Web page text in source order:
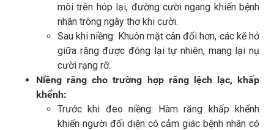
môi trên hóp lại, đường cười ngang khiến bệnh
nhân trông ngây thơ khi cười.
Sau khi niềng: Khuôn mặt cân đối hơn, các kẽ hở
giữa răng được đóng lại tự nhiên, mang lại nụ
cười rạng rỡ.
Niềng răng cho trường hợp răng lệch lạc, khấp
khểnh:
Trước khi đeo niềng: Hàm răng khấp khểnh
khiến người đối diện có cảm giác bệnh nhân có